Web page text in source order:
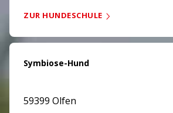
ZUR HUNDESCHULE
Symbiose-Hund
59399 Olfen